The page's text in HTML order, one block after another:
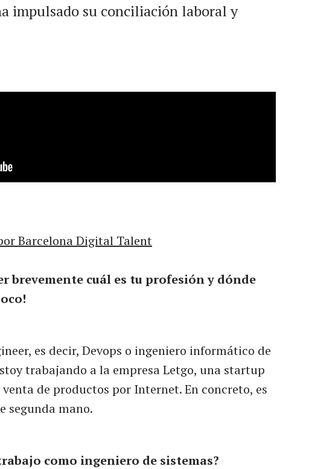
impulsado su conciliación laboral y
Barcelona Digital Talent
brevemente cuál es tu profesión y dónde
es decir, Devops o ingeniero informático de
trabajando a la empresa Letgo, una startup
de productos por Internet. En concreto, es
segunda mano.
como ingeniero de sistemas?